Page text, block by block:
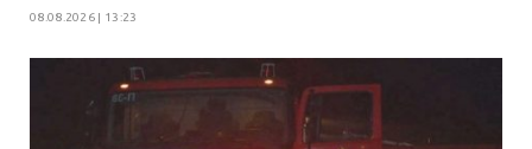
08.08.2026 | 13:23